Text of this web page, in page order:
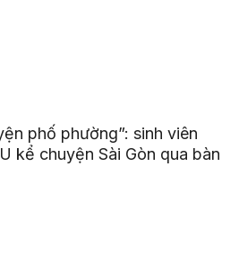
phố phường”: sinh viên
kể chuyện Sài Gòn qua bàn